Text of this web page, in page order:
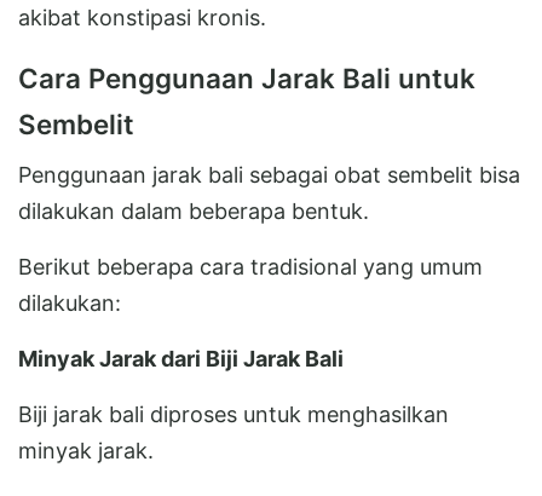
akibat konstipasi kronis.
Cara Penggunaan Jarak Bali untuk
Sembelit
Penggunaan jarak bali sebagai obat sembelit bisa
dilakukan dalam beberapa bentuk.
Berikut beberapa cara tradisional yang umum
dilakukan:
Minyak Jarak dari Biji Jarak Bali
Biji jarak bali diproses untuk menghasilkan
minyak jarak.